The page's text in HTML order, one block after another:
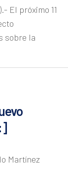
El próximo 11
sobre la
Martínez